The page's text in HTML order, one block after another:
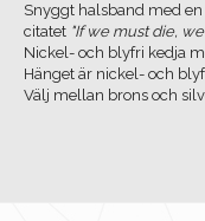
Snyggt halsband med
citatet "If we must die,
Nickel- och blyfri kedja
Hänget är nickel- och
Välj mellan brons och